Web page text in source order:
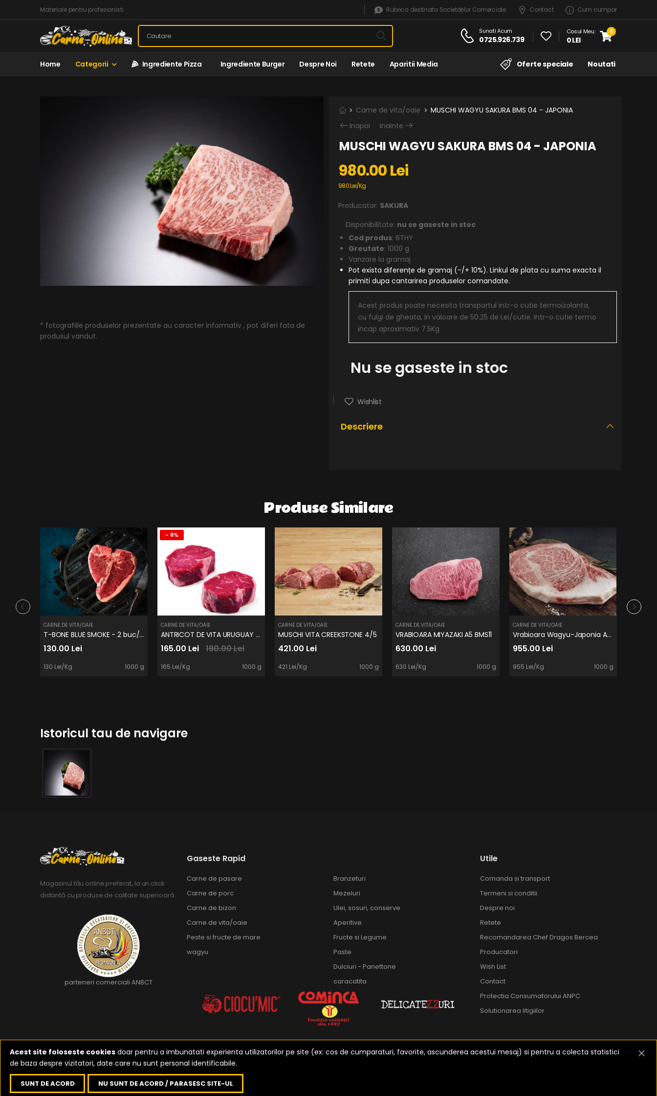
Materiale pentru profesionisti Rubrica destinata Societăților Comerciale Contact Cum cumpar
Sunati Acum
0725.926.739
Cosul Meu:
0 LEI
0
Home Categorii Ingrediente Pizza Ingrediente Burger Despre Noi Retete Aparitii Media Oferte speciale Noutati
* fotografiile produselor prezentate au caracter informativ , pot diferi fata de
produsul vandut.
Carne de vita/oaie
MUSCHI WAGYU SAKURA BMS 04 - JAPONIA
Inapoi
Inainte
MUSCHI WAGYU SAKURA BMS 04 - JAPONIA
980.00 Lei
980 Lei/Kg
Producator: SAKURA
Disponibilitate: nu se gaseste in stoc
Cod produs: 6THY
Greutate: 1000 g
Vanzare la gramaj
Pot exista diferențe de gramaj (-/+ 10%). Linkul de plata cu suma exacta il
primiti dupa cantarirea produselor comandate.
Acest produs poate necesita transportul intr-o cutie termoizolanta,
cu fulgi de gheata, in valoare de 50.25 de Lei/cutie. Intr-o cutie termo
incap aproximativ 7.5Kg
Nu se gaseste in stoc
Wishlist
Descriere
Produse Similare
CARNE DE VITA/OAIE
T-BONE BLUE SMOKE - 2 buc/cutie
130.00 Lei
130 Lei/Kg 1000 g
- 8%
CARNE DE VITA/OAIE
ANTRICOT DE VITA URUGUAY PUL ANGUS
165.00 Lei 180.00 Lei
165 Lei/Kg 1000 g
CARNE DE VITA/OAIE
MUSCHI VITA CREEKSTONE 4/5
421.00 Lei
421 Lei/Kg 1000 g
CARNE DE VITA/OAIE
VRABIOARA MIYAZAKI A5 BMS11
630.00 Lei
630 Lei/Kg 1000 g
CARNE DE VITA/OAIE
Vrabioara Wagyu-Japonia A5 Bms9 MIYAZAKI
955.00 Lei
955 Lei/Kg 1000 g
Istoricul tau de navigare
Magazinul tău online preferat, la un click
distantă cu produse de calitate superioară.
parteneri comerciali ANBCT
Gaseste Rapid
Carne de pasare
Carne de porc
Carne de bizon
Carne de vita/oaie
Peste si fructe de mare
wagyu
Branzeturi
Mezeluri
Ulei, sosuri, conserve
Aperitive
Fructe si Legume
Paste
Dulciuri - Panettone
caracatita
Utile
Comanda si transport
Termeni si conditii
Despre noi
Retete
Recomandarea Chef Dragos Bercea
Producatori
Wish List
Contact
Protectia Consumatorului ANPC
Solutionarea litigiilor
2023-2026 © Realizat deEtusoft Oradea
Acest site foloseste cookies doar pentru a imbunatati experienta utilizatorilor pe site (ex: cos de cumparaturi, favorite, ascunderea acestui mesaj) si pentru a colecta statistici
de baza despre vizitatori, date care nu sunt personal identificabile.
SUNT DE ACORD NU SUNT DE ACORD / PARASESC SITE-UL